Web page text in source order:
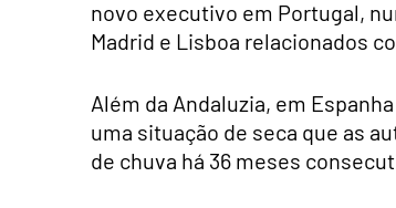
novo executivo em Portugal,
Madrid e Lisboa relacionados
Além da Andaluzia, em
uma situação de seca que as
de chuva há 36 meses